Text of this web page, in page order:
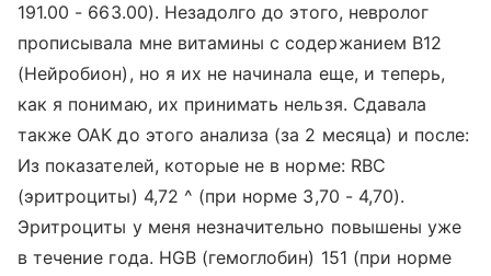
191.00 - 663.00). Незадолго до этого, невролог
прописывала мне витамины с содержанием B12
(Нейробион), но я их не начинала еще, и теперь,
как я понимаю, их принимать нельзя. Сдавала
также ОАК до этого анализа (за 2 месяца) и после:
Из показателей, которые не в норме: RBC
(эритроциты) 4,72 ^ (при норме 3,70 - 4,70).
Эритроциты у меня незначительно повышены уже
в течение года. HGB (гемоглобин) 151 (при норме